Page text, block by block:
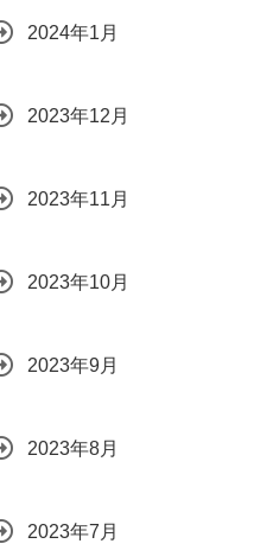
2024年1月
2023年12月
2023年11月
2023年10月
2023年9月
2023年8月
2023年7月